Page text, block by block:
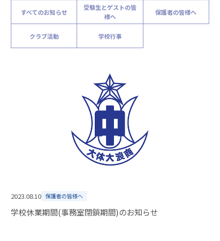
すべてのお知らせ
受験生とゲストの皆
様へ
保護者の皆様へ
クラブ活動 学校行事
2023.08.10 保護者の皆様へ
学校休業期間(事務室閉鎖期間)のお知らせ